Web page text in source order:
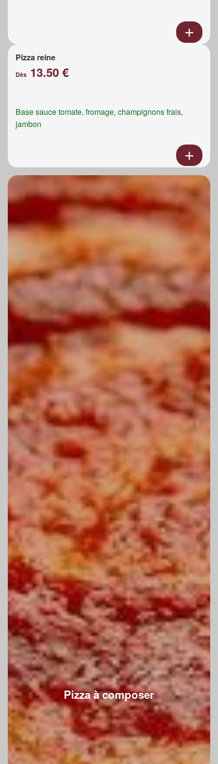
Pizza reine
Dès 13.50 €
Base sauce tomate, fromage, champignons frais,
jambon
Pizza à composer